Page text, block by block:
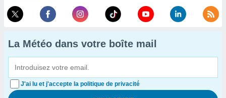
La Météo dans votre boîte mail
J'ai lu et j'accepte la politique de privacité